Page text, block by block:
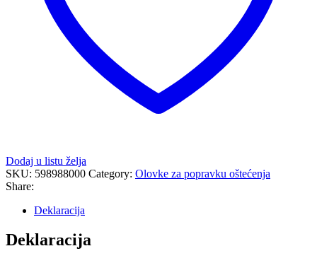
Dodaj u listu želja
SKU: 598988000 Category: Olovke za popravku oštećenja
Share:
Deklaracija
Deklaracija